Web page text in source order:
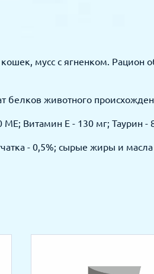
мусс с ягненком. Рацион
белков животного
Витамин E - 130 мг; Таурин -
- 0,5%; сырые жиры и